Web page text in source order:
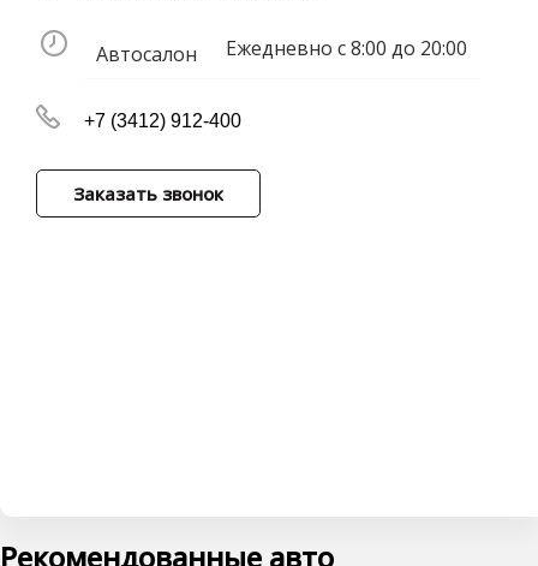
Автосалон Ежедневно с 8:00 до 20:00
+7 (3412) 912-400
Заказать звонок
Рекомендованные авто